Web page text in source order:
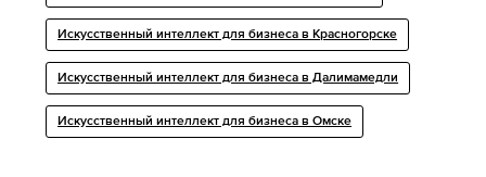
Искусственный интеллект для бизнеса в Красногорске
Искусственный интеллект для бизнеса в Далимамедли
Искусственный интеллект для бизнеса в Омске